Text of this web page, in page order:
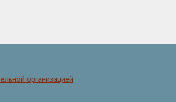
организацией